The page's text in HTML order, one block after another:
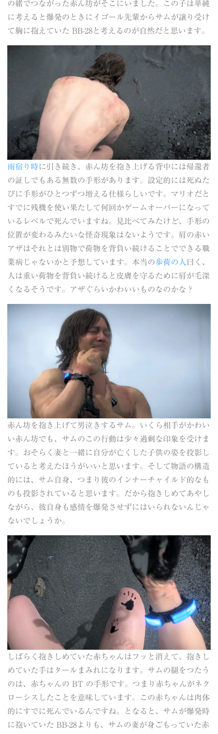
の緒でつながった赤ん坊がそこにいました。この子は単純
に考えると爆発のときにイゴール先輩からサムが譲り受け
て胸に抱えていた BB-28と考えるのが自然だと思います。
雨宿り時に引き続き、赤ん坊を抱き上げる背中には帰還者
の証しでもある無数の手形があります。設定的には死ぬた
びに手形がひとつずつ増える仕様らしいです。マリオだと
すでに残機を使い果たして何回かゲームオーバーになって
いるレベルで死んでいますね。見比べてみたけど、手形の
位置が変わるみたいな怪奇現象はないようです。肩の赤い
アザはそれとは別物で荷物を背負い続けることでできる職
業病じゃないかと予想しています。本当の歩荷の人 曰く、
人は重い荷物を背負い続けると皮膚を守るために肩が毛深
くなるそうです。アザぐらいかわいいものなのかな？
赤ん坊を抱き上げて男泣きするサム。いくら相手がかわい
い赤ん坊でも、サムのこの行動は少々過剰な印象を受けま
す。おそらく妻と一緒に自分が亡くした子供の姿を投影し
ていると考えたほうがいいと思います。そして物語の構造
的には、サム自身、つまり彼のインナーチャイルド的なも
のも投影されていると思います。だから抱きしめてあやし
ながら、彼自身も感情を爆発させずにはいられないんじゃ
ないでしょうか。
しばらく抱きしめていた赤ちゃんはフッと消えて、抱きし
めていた手はタールまみれになります。サムの腿をつたう
のは、赤ちゃんの BT の手形です。つまり赤ちゃんがネク
ローシスしたことを意味しています。この赤ちゃんは肉体
的にすでに死んでいるんですね。となると、サムが爆発時
に抱いていた BB-28よりも、サムの妻が身ごもっていた赤